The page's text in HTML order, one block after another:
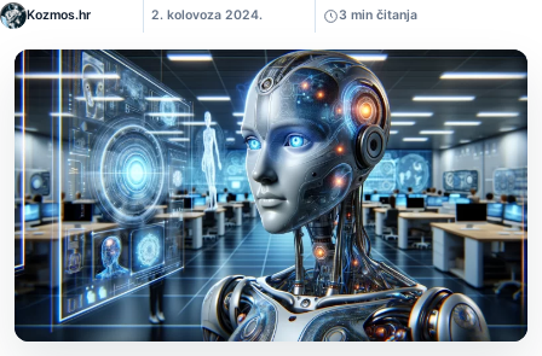
Kozmos.hr 2. kolovoza 2024. 3 min čitanja